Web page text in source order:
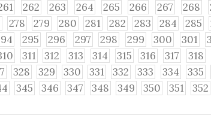
262 263 264 265 266 267 268
278 279 280 281 282 283 284 285
295 296 297 298 299 300 301
311 312 313 314 315 316 317 318
328 329 330 331 332 333 334 335
345 346 347 348 349 350 351 352